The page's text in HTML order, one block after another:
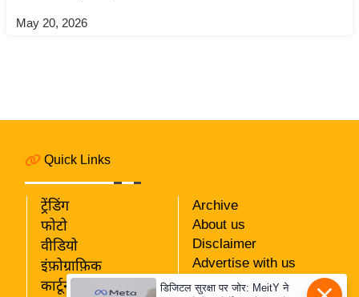
म
स्थ
May 20, 2026
Quick Links
ट्रेंडिंग
फोटो
वीडियो
इंफ़ोग्राफ़िक
कार्टून
Archive
About us
Disclaimer
Advertise with us
Privacy Policy
डिजिटल सुरक्षा पर जोर: MeitY ने